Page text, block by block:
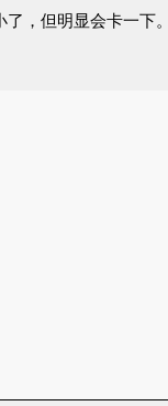
了，但明显会卡一下